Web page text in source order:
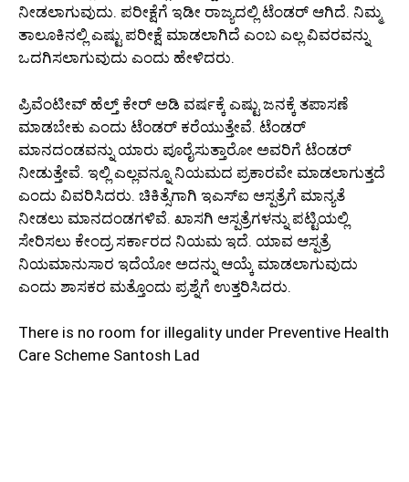
ನೀಡಲಾಗುವುದು. ಪರೀಕ್ಷೆಗೆ ಇಡೀ ರಾಜ್ಯದಲ್ಲಿ ಟೆಂಡರ್‌ ಆಗಿದೆ. ನಿಮ್ಮ
ತಾಲೂಕಿನಲ್ಲಿ ಎಷ್ಟು ಪರೀಕ್ಷೆ ಮಾಡಲಾಗಿದೆ ಎಂಬ ಎಲ್ಲ ವಿವರವನ್ನು
ಒದಗಿಸಲಾಗುವುದು ಎಂದು ಹೇಳಿದರು.
ಪ್ರಿವೆಂಟೀವ್‌ ಹೆಲ್ತ್‌ ಕೇರ್‌ ಅಡಿ ವರ್ಷಕ್ಕೆ ಎಷ್ಟು ಜನಕ್ಕೆ ತಪಾಸಣೆ
ಮಾಡಬೇಕು ಎಂದು ಟೆಂಡರ್‌ ಕರೆಯುತ್ತೇವೆ. ಟೆಂಡರ್‌
ಮಾನದಂಡವನ್ನು ಯಾರು ಪೂರೈಸುತ್ತಾರೋ ಅವರಿಗೆ ಟೆಂಡರ್‌
ನೀಡುತ್ತೇವೆ. ಇಲ್ಲಿ ಎಲ್ಲವನ್ನೂ ನಿಯಮದ ಪ್ರಕಾರವೇ ಮಾಡಲಾಗುತ್ತದೆ
ಎಂದು ವಿವರಿಸಿದರು. ಚಿಕಿತ್ಸೆಗಾಗಿ ಇಎಸ್‌ಐ ಆಸ್ಪತ್ರೆಗೆ ಮಾನ್ಯತೆ
ನೀಡಲು ಮಾನದಂಡಗಳಿವೆ. ಖಾಸಗಿ ಆಸ್ಪತ್ರೆಗಳನ್ನು ಪಟ್ಟಿಯಲ್ಲಿ
ಸೇರಿಸಲು ಕೇಂದ್ರ ಸರ್ಕಾರದ ನಿಯಮ ಇದೆ. ಯಾವ ಆಸ್ಪತ್ರೆ
ನಿಯಮಾನುಸಾರ ಇದೆಯೋ ಅದನ್ನು ಆಯ್ಕೆ ಮಾಡಲಾಗುವುದು
ಎಂದು ಶಾಸಕರ ಮತ್ತೊಂದು ಪ್ರಶ್ನೆಗೆ ಉತ್ತರಿಸಿದರು.
There is no room for illegality under Preventive Health
Care Scheme Santosh Lad